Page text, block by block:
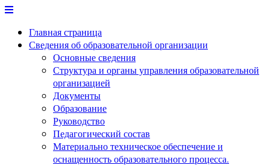
Перейти
содержимому
Главная страница
Сведения об образовательной организации
Основные сведения
Структура и органы управления образовательной
организацией
Документы
Образование
Руководство
Педагогический состав
Материально техническое обеспечение и
оснащенность образовательного процесса.